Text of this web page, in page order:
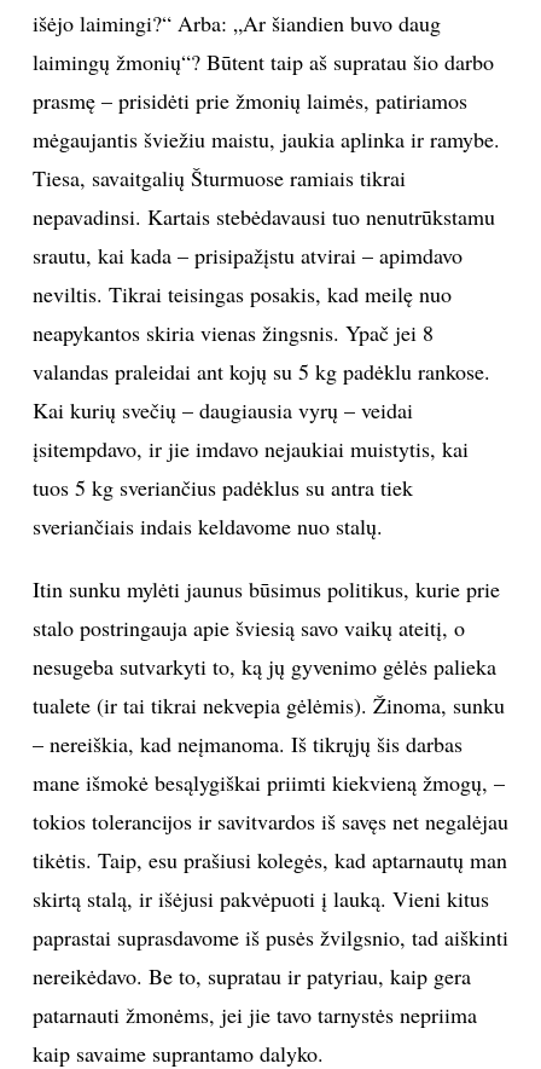
išėjo laimingi?“ Arba: „Ar šiandien buvo daug
laimingų žmonių“? Būtent taip aš supratau šio darbo
prasmę – prisidėti prie žmonių laimės, patiriamos
mėgaujantis šviežiu maistu, jaukia aplinka ir ramybe.
Tiesa, savaitgalių Šturmuose ramiais tikrai
nepavadinsi. Kartais stebėdavausi tuo nenutrūkstamu
srautu, kai kada – prisipažįstu atvirai – apimdavo
neviltis. Tikrai teisingas posakis, kad meilę nuo
neapykantos skiria vienas žingsnis. Ypač jei 8
valandas praleidai ant kojų su 5 kg padėklu rankose.
Kai kurių svečių – daugiausia vyrų – veidai
įsitempdavo, ir jie imdavo nejaukiai muistytis, kai
tuos 5 kg sveriančius padėklus su antra tiek
sveriančiais indais keldavome nuo stalų.
Itin sunku mylėti jaunus būsimus politikus, kurie prie
stalo postringauja apie šviesią savo vaikų ateitį, o
nesugeba sutvarkyti to, ką jų gyvenimo gėlės palieka
tualete (ir tai tikrai nekvepia gėlėmis). Žinoma, sunku
– nereiškia, kad neįmanoma. Iš tikrųjų šis darbas
mane išmokė besąlygiškai priimti kiekvieną žmogų, –
tokios tolerancijos ir savitvardos iš savęs net negalėjau
tikėtis. Taip, esu prašiusi kolegės, kad aptarnautų man
skirtą stalą, ir išėjusi pakvėpuoti į lauką. Vieni kitus
paprastai suprasdavome iš pusės žvilgsnio, tad aiškinti
nereikėdavo. Be to, supratau ir patyriau, kaip gera
patarnauti žmonėms, jei jie tavo tarnystės nepriima
kaip savaime suprantamo dalyko.